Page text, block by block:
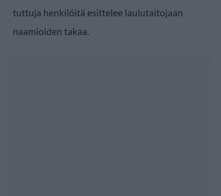
tuttuja henkilöitä esittelee laulutaitojaan
naamioiden takaa.